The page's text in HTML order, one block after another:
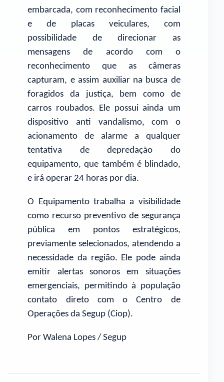
embarcada, com reconhecimento facial
e de placas veiculares, com
possibilidade de direcionar as
mensagens de acordo com o
reconhecimento que as câmeras
capturam, e assim auxiliar na busca de
foragidos da justiça, bem como de
carros roubados. Ele possui ainda um
dispositivo anti vandalismo, com o
acionamento de alarme a qualquer
tentativa de depredação do
equipamento, que também é blindado,
e irá operar 24 horas por dia.
O Equipamento trabalha a visibilidade
como recurso preventivo de segurança
pública em pontos estratégicos,
previamente selecionados, atendendo a
necessidade da região. Ele pode ainda
emitir alertas sonoros em situações
emergenciais, permitindo à população
contato direto com o Centro de
Operações da Segup (Ciop).
Por Walena Lopes / Segup